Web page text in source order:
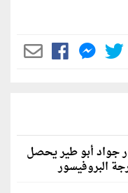
جواد أبو طير يحصل
البروفيسور